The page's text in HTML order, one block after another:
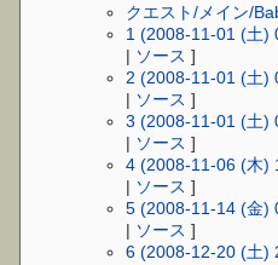
クエスト/メイン/
1 (2008-11-01 (土)
| ソース ]
2 (2008-11-01 (土)
| ソース ]
3 (2008-11-01 (土)
| ソース ]
4 (2008-11-06 (木)
| ソース ]
5 (2008-11-14 (金)
| ソース ]
6 (2008-12-20 (土)